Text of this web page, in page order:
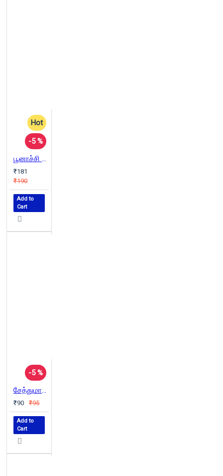
Hot
-5 %
பூனாச்சி அல்லது ஒரு வெள்ளாட்டின் கதை
₹181
₹190
Add to
Cart
-5 %
சேத்துமான் கதைகள்
₹90 ₹95
Add to
Cart